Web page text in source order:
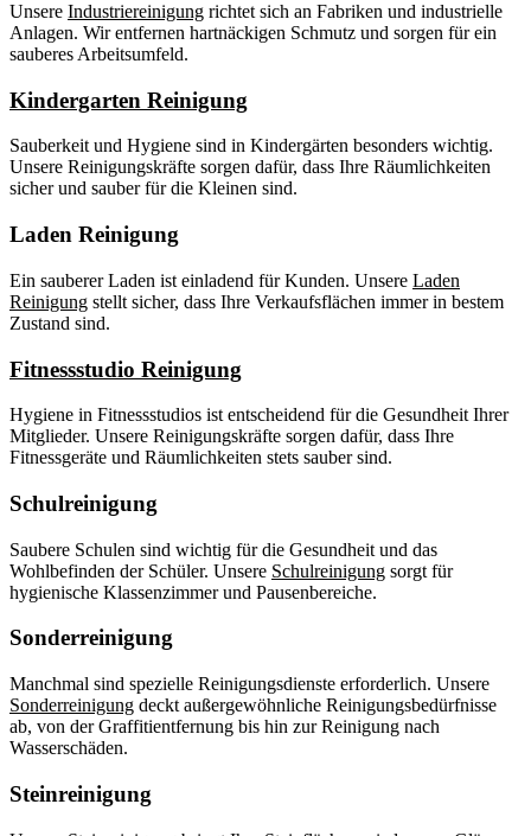
Unsere Industriereinigung richtet sich an Fabriken und industrielle
Anlagen. Wir entfernen hartnäckigen Schmutz und sorgen für ein
sauberes Arbeitsumfeld.
Kindergarten Reinigung
Sauberkeit und Hygiene sind in Kindergärten besonders wichtig.
Unsere Reinigungskräfte sorgen dafür, dass Ihre Räumlichkeiten
sicher und sauber für die Kleinen sind.
Laden Reinigung
Ein sauberer Laden ist einladend für Kunden. Unsere Laden
Reinigung stellt sicher, dass Ihre Verkaufsflächen immer in bestem
Zustand sind.
Fitnessstudio Reinigung
Hygiene in Fitnessstudios ist entscheidend für die Gesundheit Ihrer
Mitglieder. Unsere Reinigungskräfte sorgen dafür, dass Ihre
Fitnessgeräte und Räumlichkeiten stets sauber sind.
Schulreinigung
Saubere Schulen sind wichtig für die Gesundheit und das
Wohlbefinden der Schüler. Unsere Schulreinigung sorgt für
hygienische Klassenzimmer und Pausenbereiche.
Sonderreinigung
Manchmal sind spezielle Reinigungsdienste erforderlich. Unsere
Sonderreinigung deckt außergewöhnliche Reinigungsbedürfnisse
ab, von der Graffitientfernung bis hin zur Reinigung nach
Wasserschäden.
Steinreinigung